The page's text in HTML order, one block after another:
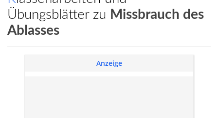
Übungsblätter zu Missbrauch des
Ablasses
Anzeige